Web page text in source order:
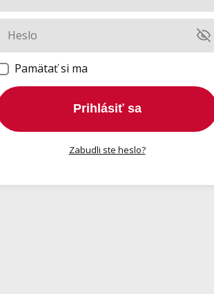
Pamätať si ma
Prihlásiť sa
Zabudli ste heslo?